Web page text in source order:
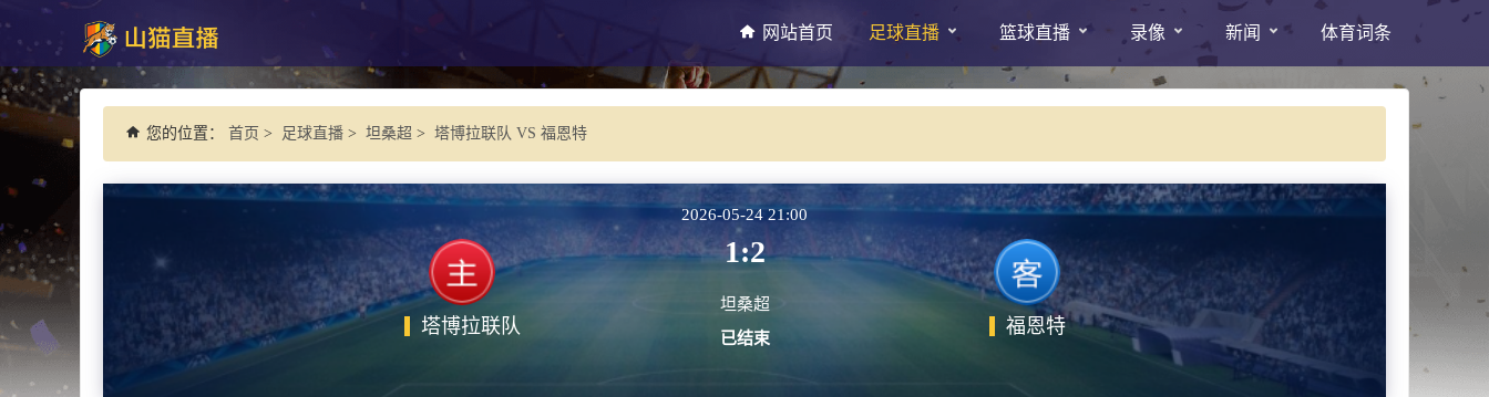
网站首页 足球直播 篮球直播 录像 新闻 体育词条
您的位置： 首页 > 足球直播 > 坦桑超 > 塔博拉联队 VS 福恩特
塔博拉联队
2026-05-24 21:00
1:2
坦桑超
已结束
福恩特